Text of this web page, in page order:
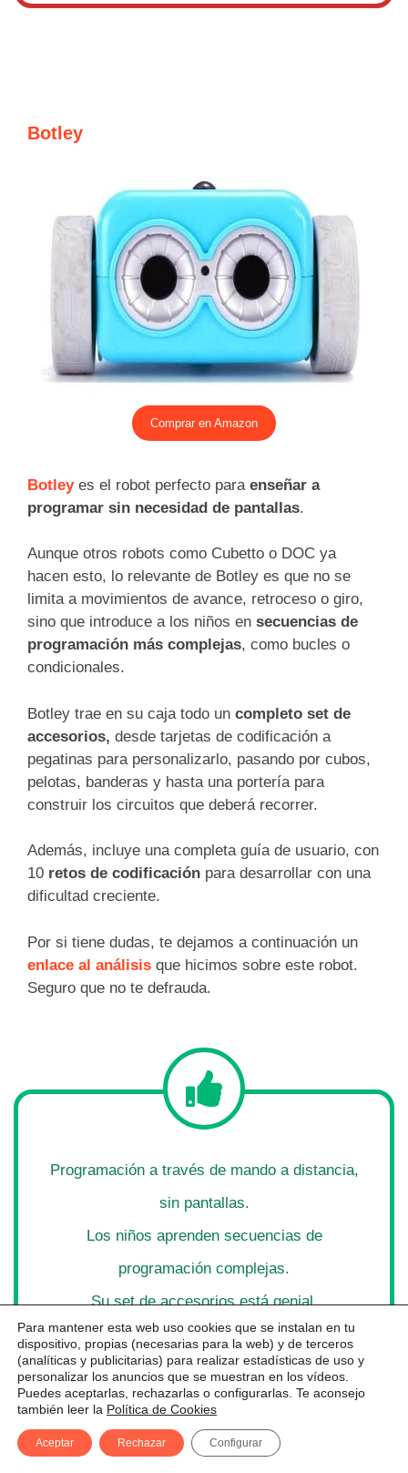
Botley
Comprar en Amazon
Botley es el robot perfecto para enseñar a
programar sin necesidad de pantallas.
Aunque otros robots como Cubetto o DOC ya
hacen esto, lo relevante de Botley es que no se
limita a movimientos de avance, retroceso o giro,
sino que introduce a los niños en secuencias de
programación más complejas, como bucles o
condicionales.
Botley trae en su caja todo un completo set de
accesorios, desde tarjetas de codificación a
pegatinas para personalizarlo, pasando por cubos,
pelotas, banderas y hasta una portería para
construir los circuitos que deberá recorrer.
Además, incluye una completa guía de usuario, con
10 retos de codificación para desarrollar con una
dificultad creciente.
Por si tiene dudas, te dejamos a continuación un
enlace al análisis que hicimos sobre este robot.
Seguro que no te defrauda.
Programación a través de mando a distancia,
sin pantallas.
Los niños aprenden secuencias de
programación complejas.
Su set de accesorios está genial.
Para mantener esta web uso cookies que se instalan en tu
dispositivo, propias (necesarias para la web) y de terceros
(analíticas y publicitarias) para realizar estadísticas de uso y
personalizar los anuncios que se muestran en los vídeos.
Puedes aceptarlas, rechazarlas o configurarlas. Te aconsejo
también leer la Política de Cookies
Aceptar Rechazar Configurar